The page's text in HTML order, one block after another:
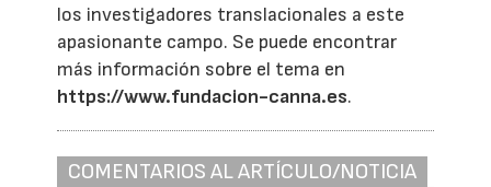
los investigadores translacionales a este
apasionante campo. Se puede encontrar
más información sobre el tema en
https://www.fundacion-canna.es.
COMENTARIOS AL ARTÍCULO/NOTICIA